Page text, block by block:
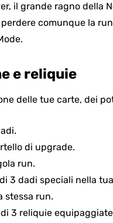
il grande ragno della
comunque la
e reliquie
delle tue carte, dei
di upgrade.
run.
3 dadi speciali nella
stessa run.
3 reliquie